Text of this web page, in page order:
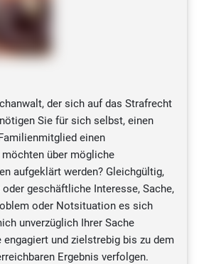
der sich auf das Strafrecht
Sie für sich selbst, einen
einen
über mögliche
aufgeklärt werden? Gleichgültig,
geschäftliche Interesse, Sache,
oder Notsituation es sich
unverzüglich Ihrer Sache
engagiert und zielstrebig bis zu dem
Ergebnis verfolgen.